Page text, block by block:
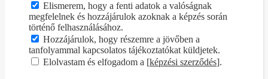
Elismerem, hogy a fenti adatok a valóságnak
megfelelnek és hozzájárulok azoknak a képzés során
történő felhasználásához.
Hozzájárulok, hogy részemre a jövőben a
tanfolyammal kapcsolatos tájékoztatókat küldjetek.
Elolvastam és elfogadom a [képzési szerződés].